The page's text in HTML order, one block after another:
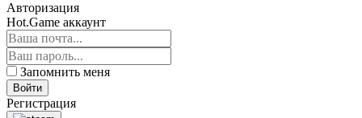
Авторизация
Hot.Game аккаунт
Запомнить меня
Войти
Регистрация